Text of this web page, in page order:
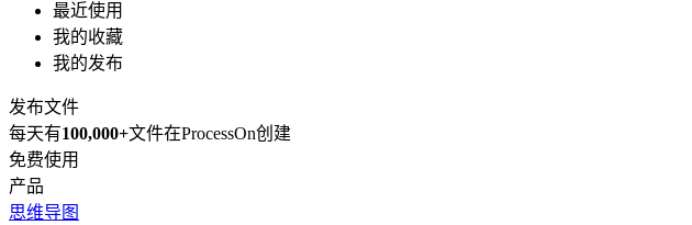
最近使用
我的收藏
我的发布
发布文件
每天有100,000+文件在ProcessOn创建
免费使用
产品
思维导图